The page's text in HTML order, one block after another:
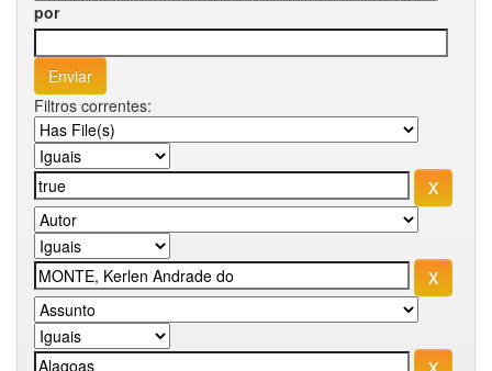
por
Filtros correntes: